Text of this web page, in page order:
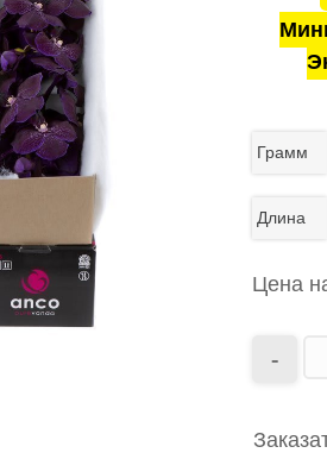
Грамм
Длина
Цена